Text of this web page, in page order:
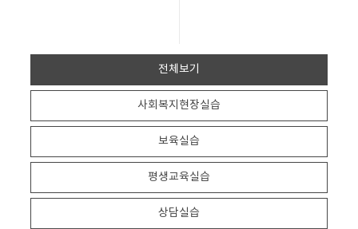
전체보기
사회복지현장실습
보육실습
평생교육실습
상담실습